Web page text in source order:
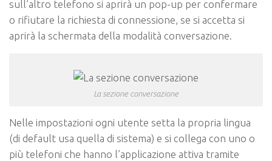
sull’altro telefono si aprirà un pop-up per confermare
o rifiutare la richiesta di connessione, se si accetta si
aprirà la schermata della modalità conversazione.
La sezione conversazione
Nelle impostazioni ogni utente setta la propria lingua
(di default usa quella di sistema) e si collega con uno o
più telefoni che hanno l’applicazione attiva tramite